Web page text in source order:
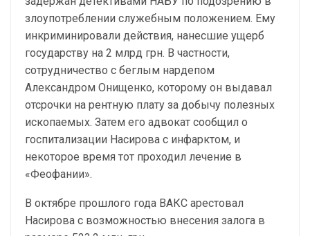
злоупотреблении служебным положением. Ему
инкриминировали действия, нанесшие ущерб
государству на 2 млрд грн. В частности,
сотрудничество с беглым нардепом
Александром Онищенко, которому он выдавал
отсрочки на рентную плату за добычу полезных
ископаемых. Затем его адвокат сообщил о
госпитализации Насирова с инфарктом, и
некоторое время тот проходил лечение в
«Феофании».
В октябре прошлого года ВАКС арестовал
Насирова с возможностью внесения залога в